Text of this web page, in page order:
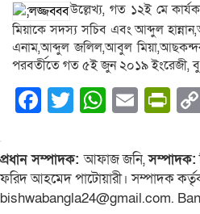
উল্লেখ্য, গত ১২ই মে
মিয়াকে সদস্য সচিব এবং আব্দুল
এনাম,আব্দুল জলিল,আবুল মিয়া,আছকন্দর
পরবর্তীতে গত ৫ই জুন ২০১৯ ইংরেজী,
Facebook
Twitter
প্রধান সম্পাদক:আফাজ জনি,সম্পাদক:
ফরিদ আহমেদ পাটোয়ারী। সম্পাদক
bishwabangla24@gmail.com.